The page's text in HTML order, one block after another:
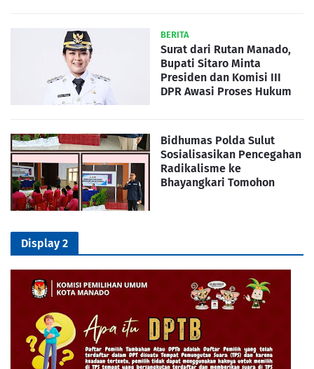
BERITA
Surat dari Rutan Manado,
Bupati Sitaro Minta
Presiden dan Komisi III
DPR Awasi Proses Hukum
Bidhumas Polda Sulut
Sosialisasikan Pencegahan
Radikalisme ke
Bhayangkari Tomohon
Display 2